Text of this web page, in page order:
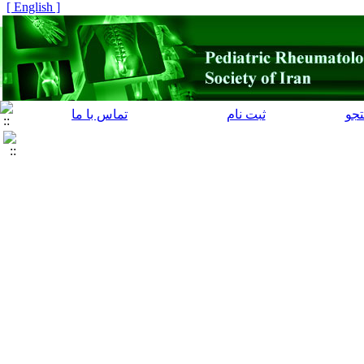
[ English ]
ثبت نام تماس با ما